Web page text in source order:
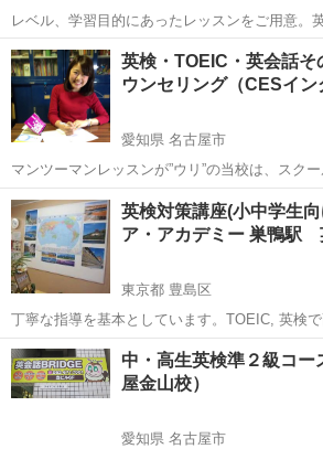
レベル、学習目的にあったレッスンをご用意。
ご希望にあわせてプログラムします。
愛知 名古屋市
英検・TOEIC・英会話そ
ウンセリング（CESイ
愛知県 名古屋市
マンツーマンレッスンが”ウリ”の当校は、スク
ございます。 初心者から上級者までコンサルテーションを含め行いま
すので、先々の勉強法などもお伝えできます♪
標をお伺いし、それに向け...
愛知 名古屋市 英検
英検対策講座(小中学生
ア・アカデミー 巣鴨
東京都 豊島区
丁寧な指導を基本としています。TOEIC, 英検
績を出しています。 英検、TOEICは受験の際に
く、非常に有利です。授業はプライベートレッ
東京 豊島区 英検
中・高生英検準２級コ
屋金山校）
愛知県 名古屋市